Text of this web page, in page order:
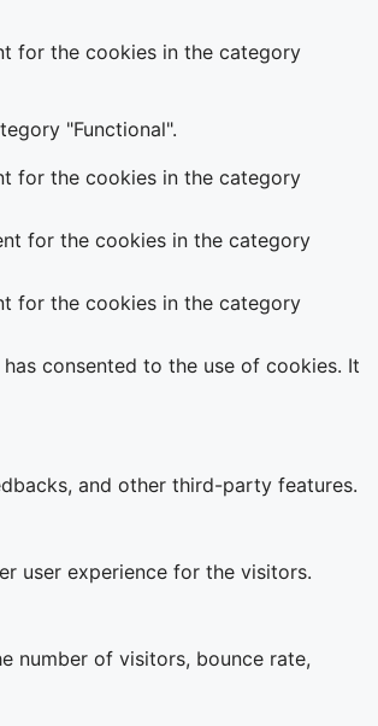
for the cookies in the category
"Functional".
for the cookies in the category
for the cookies in the category
for the cookies in the category
consented to the use of cookies. It
and other third-party features.
user experience for the visitors.
number of visitors, bounce rate,